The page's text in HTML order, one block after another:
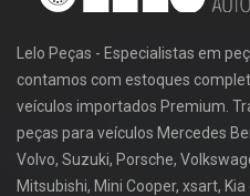
Lelo Peças - Especialistas em
contamos com estoques
veículos importados Premium.
peças para veículos Mercedes
Volvo, Suzuki, Porsche,
Mitsubishi, Mini Cooper, xsart,